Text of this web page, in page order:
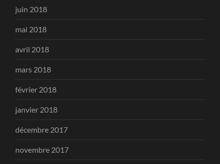
juin 2018
mai 2018
avril 2018
mars 2018
février 2018
janvier 2018
décembre 2017
novembre 2017